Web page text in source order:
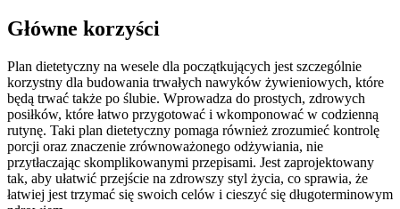
Główne korzyści
Plan dietetyczny na wesele dla początkujących jest szczególnie
korzystny dla budowania trwałych nawyków żywieniowych, które
będą trwać także po ślubie. Wprowadza do prostych, zdrowych
posiłków, które łatwo przygotować i wkomponować w codzienną
rutynę. Taki plan dietetyczny pomaga również zrozumieć kontrolę
porcji oraz znaczenie zrównoważonego odżywiania, nie
przytłaczając skomplikowanymi przepisami. Jest zaprojektowany
tak, aby ułatwić przejście na zdrowszy styl życia, co sprawia, że
łatwiej jest trzymać się swoich celów i cieszyć się długoterminowym